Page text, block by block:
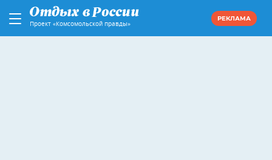
Проект «Комсомольской правды»
РЕКЛАМА